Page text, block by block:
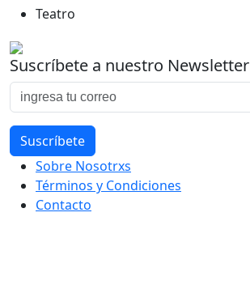
Teatro
Suscríbete a nuestro Newsletter
Sobre Nosotrxs
Términos y Condiciones
Contacto